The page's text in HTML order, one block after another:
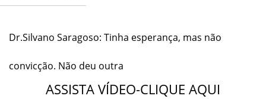
Dr.Silvano Saragoso: Tinha esperança, mas não
convicção. Não deu outra
ASSISTA VÍDEO-CLIQUE AQUI